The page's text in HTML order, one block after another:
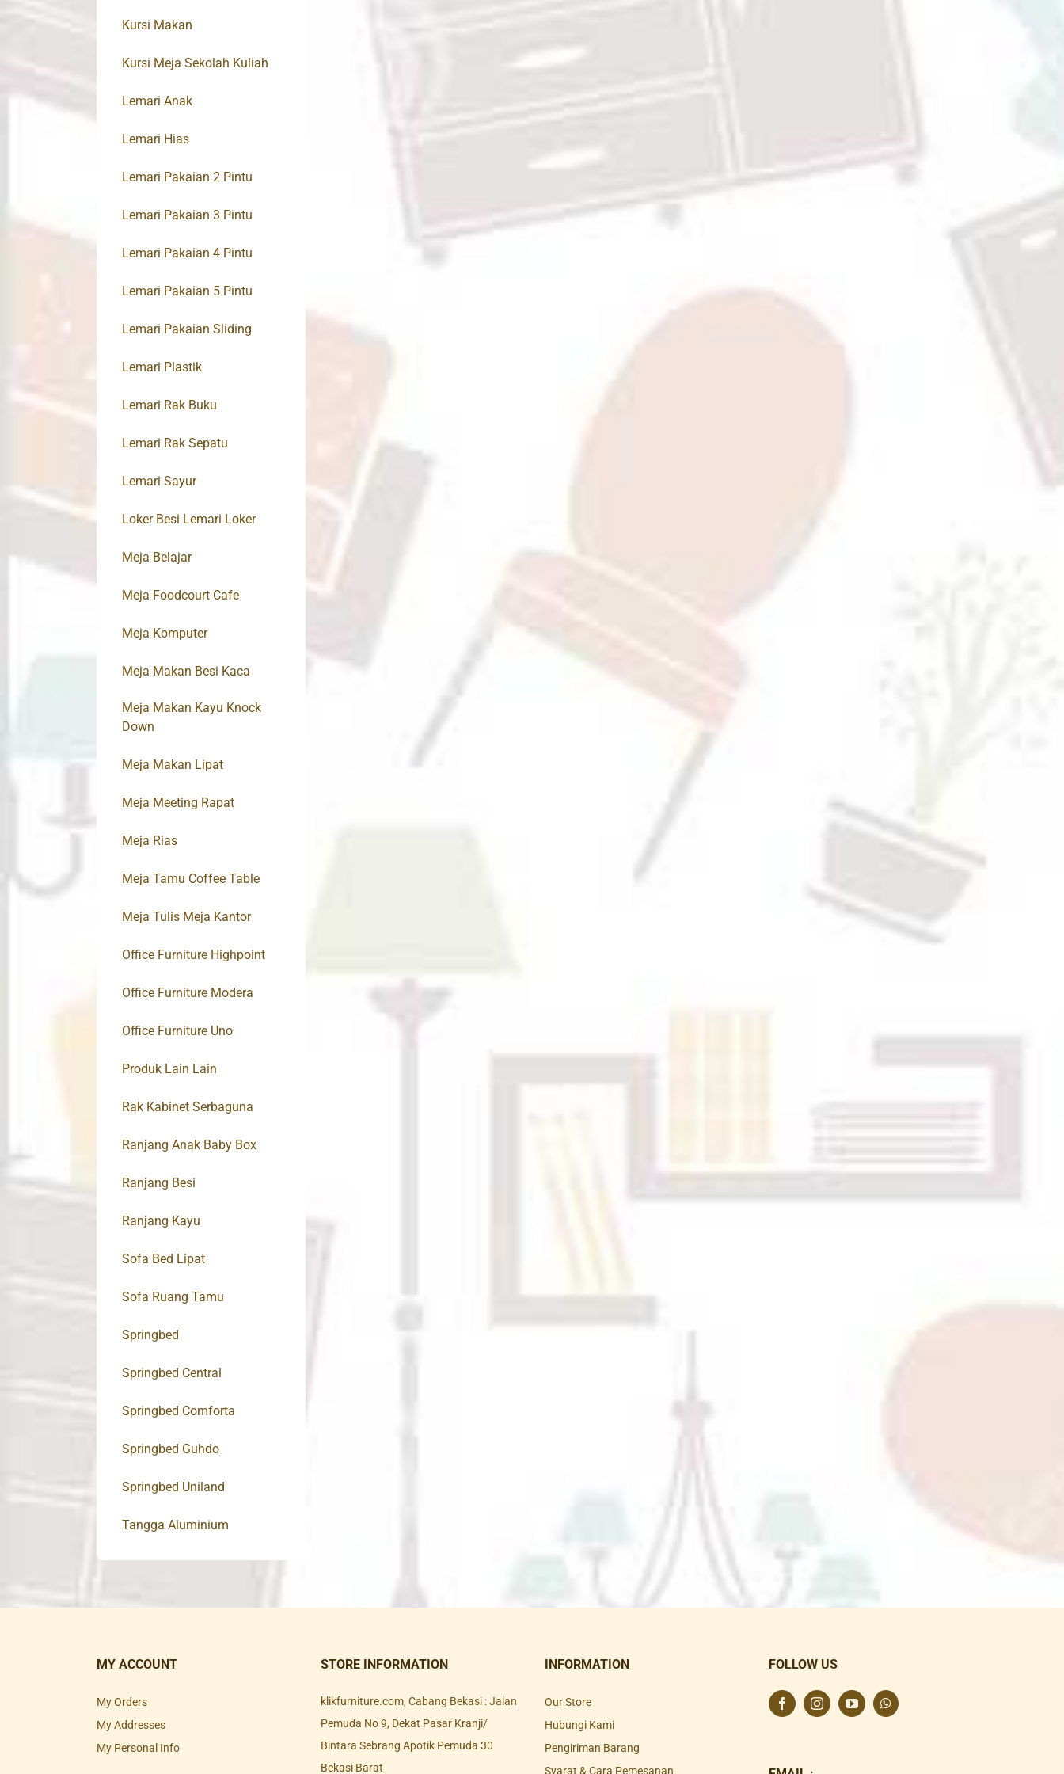
Kursi Makan
Kursi Meja Sekolah Kuliah
Lemari Anak
Lemari Hias
Lemari Pakaian 2 Pintu
Lemari Pakaian 3 Pintu
Lemari Pakaian 4 Pintu
Lemari Pakaian 5 Pintu
Lemari Pakaian Sliding
Lemari Plastik
Lemari Rak Buku
Lemari Rak Sepatu
Lemari Sayur
Loker Besi Lemari Loker
Meja Belajar
Meja Foodcourt Cafe
Meja Komputer
Meja Makan Besi Kaca
Meja Makan Kayu Knock
Down
Meja Makan Lipat
Meja Meeting Rapat
Meja Rias
Meja Tamu Coffee Table
Meja Tulis Meja Kantor
Office Furniture Highpoint
Office Furniture Modera
Office Furniture Uno
Produk Lain Lain
Rak Kabinet Serbaguna
Ranjang Anak Baby Box
Ranjang Besi
Ranjang Kayu
Sofa Bed Lipat
Sofa Ruang Tamu
Springbed
Springbed Central
Springbed Comforta
Springbed Guhdo
Springbed Uniland
Tangga Aluminium
MY ACCOUNT
My Orders
My Addresses
My Personal Info
STORE INFORMATION
klikfurniture.com, Cabang Bekasi : Jalan
Pemuda No 9, Dekat Pasar Kranji/
Bintara Sebrang Apotik Pemuda 30
Bekasi Barat
INFORMATION
Our Store
Hubungi Kami
Pengiriman Barang
Syarat & Cara Pemesanan
FOLLOW US